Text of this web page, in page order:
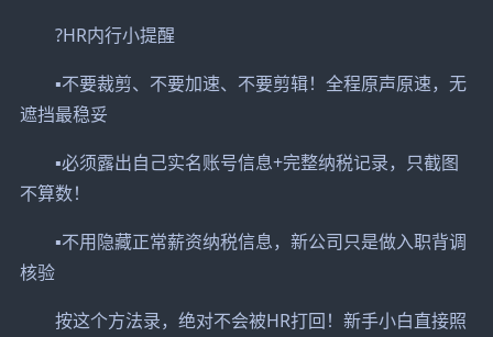
?HR内行小提醒
▪️不要裁剪、不要加速、不要剪辑！全程原声原速，无
遮挡最稳妥
▪️必须露出自己实名账号信息+完整纳税记录，只截图
不算数！
▪️不用隐藏正常薪资纳税信息，新公司只是做入职背调
核验
按这个方法录，绝对不会被HR打回！新手小白直接照